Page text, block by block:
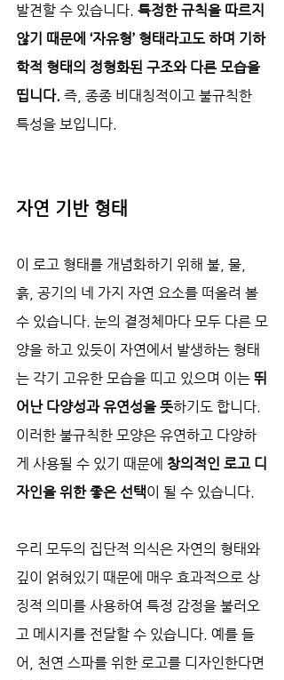
발견할 수 있습니다. 특정한 규칙을 따르지
않기 때문에 ‘자유형’ 형태라고도 하며 기하
학적 형태의 정형화된 구조와 다른 모습을
띱니다. 즉, 종종 비대칭적이고 불규칙한
특성을 보입니다.
자연 기반 형태
이 로고 형태를 개념화하기 위해 불, 물,
흙, 공기의 네 가지 자연 요소를 떠올려 볼
수 있습니다. 눈의 결정체마다 모두 다른 모
양을 하고 있듯이 자연에서 발생하는 형태
는 각기 고유한 모습을 띠고 있으며 이는 뛰
어난 다양성과 유연성을 뜻하기도 합니다.
이러한 불규칙한 모양은 유연하고 다양하
게 사용될 수 있기 때문에 창의적인 로고 디
자인을 위한 좋은 선택이 될 수 있습니다.
우리 모두의 집단적 의식은 자연의 형태와
깊이 얽혀있기 때문에 매우 효과적으로 상
징적 의미를 사용하여 특정 감정을 불러오
고 메시지를 전달할 수 있습니다. 예를 들
어, 천연 스파를 위한 로고를 디자인한다면